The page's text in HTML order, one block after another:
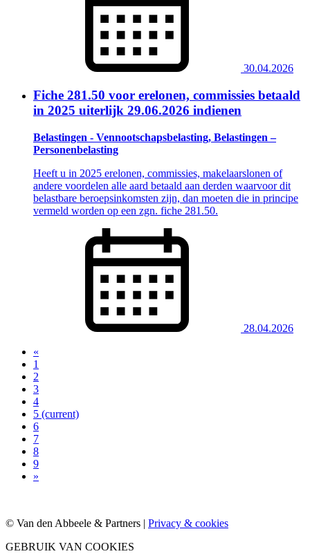
30.04.2026
Fiche 281.50 voor erelonen, commissies betaald
in 2025 uiterlijk 29.06.2026 indienen
Belastingen - Vennootschapsbelasting, Belastingen –
Personenbelasting
Heeft u in 2025 erelonen, commissies, makelaarslonen of
andere voordelen alle aard betaald aan derden waarvoor dit
belastbare beroepsinkomsten zijn, dan moeten die in principe
vermeld worden op een zgn. fiche 281.50.
28.04.2026
«
1
2
3
4
5 (current)
6
7
8
9
»
© Van den Abbeele & Partners | Privacy & cookies
GEBRUIK VAN COOKIES